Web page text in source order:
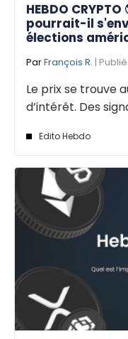
HEBDO
pourrait-il
élections
ParFrançois R. |
Le prix se trouve
d’intérêt. Des
Edito Hebdo